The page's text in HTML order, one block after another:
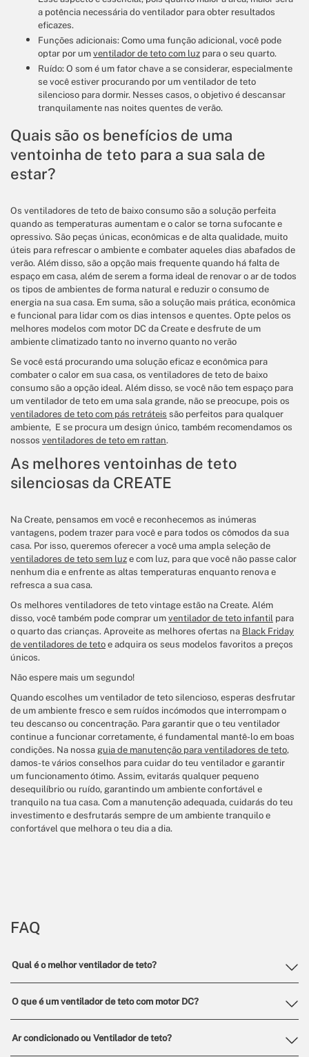
a potência necessária do ventilador para obter resultados
eficazes.
Funções adicionais: Como uma função adicional, você pode
optar por um ventilador de teto com luz para o seu quarto.
Ruído: O som é um fator chave a se considerar, especialmente
se você estiver procurando por um ventilador de teto
silencioso para dormir. Nesses casos, o objetivo é descansar
tranquilamente nas noites quentes de verão.
Quais são os benefícios de uma
ventoinha de teto para a sua sala de
estar?
Os ventiladores de teto de baixo consumo são a solução perfeita
quando as temperaturas aumentam e o calor se torna sufocante e
opressivo. São peças únicas, econômicas e de alta qualidade, muito
úteis para refrescar o ambiente e combater aqueles dias abafados de
verão. Além disso, são a opção mais frequente quando há falta de
espaço em casa, além de serem a forma ideal de renovar o ar de todos
os tipos de ambientes de forma natural e reduzir o consumo de
energia na sua casa. Em suma, são a solução mais prática, econômica
e funcional para lidar com os dias intensos e quentes. Opte pelos os
melhores modelos com motor DC da Create e desfrute de um
ambiente climatizado tanto no inverno quanto no verão
Se você está procurando uma solução eficaz e econômica para
combater o calor em sua casa, os ventiladores de teto de baixo
consumo são a opção ideal. Além disso, se você não tem espaço para
um ventilador de teto em uma sala grande, não se preocupe, pois os
ventiladores de teto com pás retráteis são perfeitos para qualquer
ambiente, E se procura um design único, também recomendamos os
nossos ventiladores de teto em rattan.
As melhores ventoinhas de teto
silenciosas da CREATE
Na Create, pensamos em você e reconhecemos as inúmeras
vantagens, podem trazer para você e para todos os cômodos da sua
casa. Por isso, queremos oferecer a você uma ampla seleção de
ventiladores de teto sem luz e com luz, para que você não passe calor
nenhum dia e enfrente as altas temperaturas enquanto renova e
refresca a sua casa.
Os melhores ventiladores de teto vintage estão na Create. Além
disso, você também pode comprar um ventilador de teto infantil para
o quarto das crianças. Aproveite as melhores ofertas na Black Friday
de ventiladores de teto e adquira os seus modelos favoritos a preços
únicos.
Não espere mais um segundo!
Quando escolhes um ventilador de teto silencioso, esperas desfrutar
de um ambiente fresco e sem ruídos incómodos que interrompam o
teu descanso ou concentração. Para garantir que o teu ventilador
continue a funcionar corretamente, é fundamental mantê-lo em boas
condições. Na nossa guia de manutenção para ventiladores de teto,
damos-te vários conselhos para cuidar do teu ventilador e garantir
um funcionamento ótimo. Assim, evitarás qualquer pequeno
desequilíbrio ou ruído, garantindo um ambiente confortável e
tranquilo na tua casa. Com a manutenção adequada, cuidarás do teu
investimento e desfrutarás sempre de um ambiente tranquilo e
confortável que melhora o teu dia a dia.
FAQ
Qual é o melhor ventilador de teto?
O melhor ventilador de teto é aquele que melhor se adapta à
divisão onde é instalado. Faça a sua escolha em função das
características e funcionalidades dos melhores ventiladores
de teto: Motor DC, silencioso, com luz, Wi-Fi. Escolha o
O que é um ventilador de teto com motor DC?
O motor DC de um ventilador de teto é muito mais eficiente,
silencioso, resistente e duradouro do que qualquer outro tipo
Ar condicionado ou Ventilador de teto?